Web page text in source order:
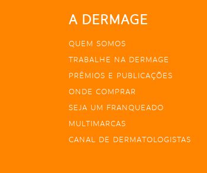
A DERMAGE
QUEM SOMOS
TRABALHE NA DERMAGE
PRÊMIOS E PUBLICAÇÕES
ONDE COMPRAR
SEJA UM FRANQUEADO
MULTIMARCAS
CANAL DE DERMATOLOGISTAS